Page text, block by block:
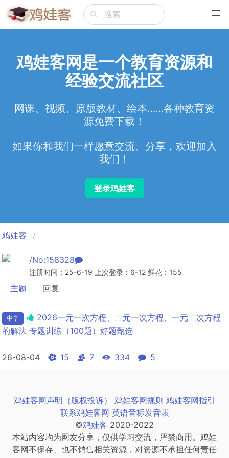
鸡娃客网是一个教育资源和
经验交流社区
网课、视频、原版教材、绘本……各种教育资
源免费下载！
如果你和我们一样愿意交流、分享，欢迎加入
我们！
登录鸡娃客
鸡娃客
/No:158328
注册时间：25-6-19 上次登录：6-12 鲜花：155
主题 回复
中学
2026一元一次方程、二元一次方程、一元二次方程
的解法 专题训练（100题）好题甄选
26-08-04 15 7 334 5
鸡娃客网声明（版权投诉） 鸡娃客网规则 鸡娃客网指引
联系鸡娃客网 英语音标发音表
©鸡娃客 2020-2022
本站内容均为网友分享，仅供学习交流，严禁商用。鸡娃
客网不保存、也不销售相关资源，对资源不承担任何责任